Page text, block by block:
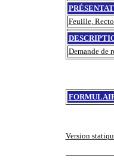
Feuille,
Demande de
Version